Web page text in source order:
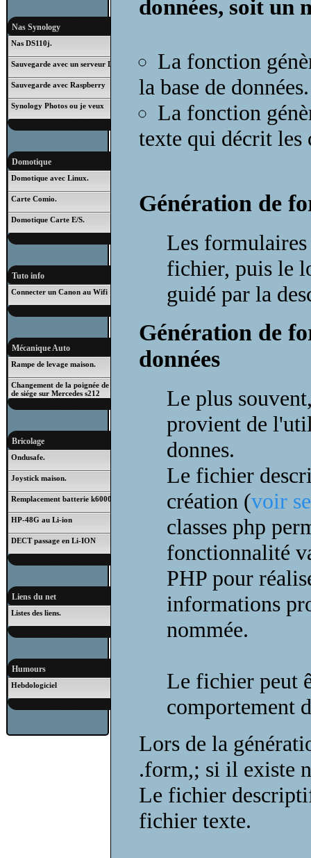
Nas Synology
Nas DS110j.
Sauvegarde avec un serveur DS101j
Sauvegarde avec Raspberry
Synology Photos ou je veux
Domotique
Domotique avec Linux.
Carte Comio.
Domotique Carte E/S.
Tuto info
Connecter un Canon au Wifi
Mécanique Auto
Rampe de levage maison.
Changement de la poignée de rabattage
de siége sur Mercedes s212
Bricolage
Ondusafe.
Joystick maison.
Remplacement batterie k6000
HP-48G au Li-ion
DECT passage en Li-ION
Liens du net
Listes des liens.
Humours
Hebdologiciel
données, soit un
La fonction
la base de données.
La fonction
texte qui décrit les
Génération de
Les
fichier, puis le
guidé par la
Génération de
données
Le plus
provient de
donnes.
Le fichier
création (voir
classes php
fonctionnalité
PHP pour
informations
nommée.
Le fichier peut
comportement
Lors de la
.form,; si il existe
Le fichier
fichier texte.